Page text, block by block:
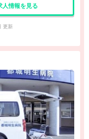
人情報を見る
更新